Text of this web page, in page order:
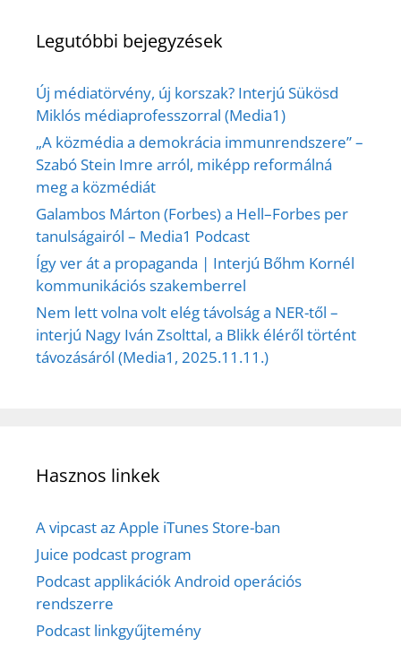
Legutóbbi bejegyzések
Új médiatörvény, új korszak? Interjú Sükösd
Miklós médiaprofesszorral (Media1)
„A közmédia a demokrácia immunrendszere” –
Szabó Stein Imre arról, miképp reformálná
meg a közmédiát
Galambos Márton (Forbes) a Hell–Forbes per
tanulságairól – Media1 Podcast
Így ver át a propaganda | Interjú Bőhm Kornél
kommunikációs szakemberrel
Nem lett volna volt elég távolság a NER-től –
interjú Nagy Iván Zsolttal, a Blikk éléről történt
távozásáról (Media1, 2025.11.11.)
Hasznos linkek
A vipcast az Apple iTunes Store-ban
Juice podcast program
Podcast applikációk Android operációs
rendszerre
Podcast linkgyűjtemény